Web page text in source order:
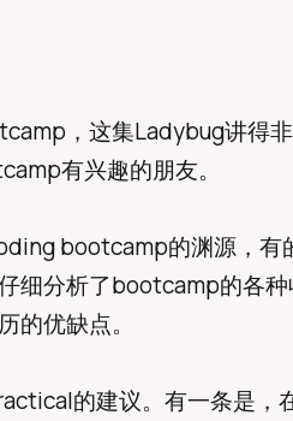
，这集Ladybug讲得
有兴趣的朋友。
bootcamp的渊源，有
细分析了bootcamp的各种
优缺点。
的建议。有一条是，